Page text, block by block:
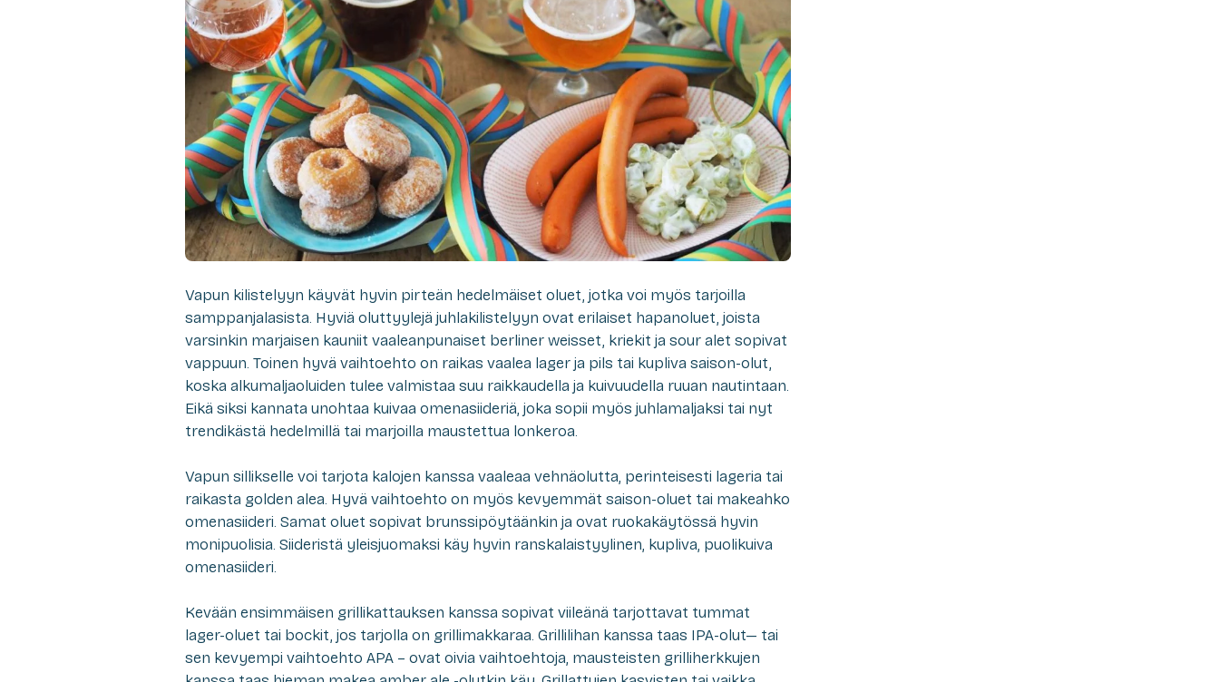
Vapun kilistelyyn käyvät hyvin pirteän hedelmäiset oluet, jotka voi myös tarjoilla
samppanjalasista. Hyviä oluttyylejä juhlakilistelyyn ovat erilaiset hapanoluet, joista
varsinkin marjaisen kauniit vaaleanpunaiset berliner weisset, kriekit ja sour alet sopivat
vappuun. Toinen hyvä vaihtoehto on raikas vaalea lager ja pils tai kupliva saison-olut,
koska alkumaljaoluiden tulee valmistaa suu raikkaudella ja kuivuudella ruuan nautintaan.
Eikä siksi kannata unohtaa kuivaa omenasiideriä, joka sopii myös juhlamaljaksi tai nyt
trendikästä hedelmillä tai marjoilla maustettua lonkeroa.
Vapun sillikselle voi tarjota kalojen kanssa vaaleaa vehnäolutta, perinteisesti lageria tai
raikasta golden alea. Hyvä vaihtoehto on myös kevyemmät saison-oluet tai makeahko
omenasiideri. Samat oluet sopivat brunssipöytäänkin ja ovat ruokakäytössä hyvin
monipuolisia. Siideristä yleisjuomaksi käy hyvin ranskalaistyylinen, kupliva, puolikuiva
omenasiideri.
Kevään ensimmäisen grillikattauksen kanssa sopivat viileänä tarjottavat tummat
lager-oluet tai bockit, jos tarjolla on grillimakkaraa. Grillilihan kanssa taas IPA-olut— tai
sen kevyempi vaihtoehto APA – ovat oivia vaihtoehtoja, mausteisten grilliherkkujen